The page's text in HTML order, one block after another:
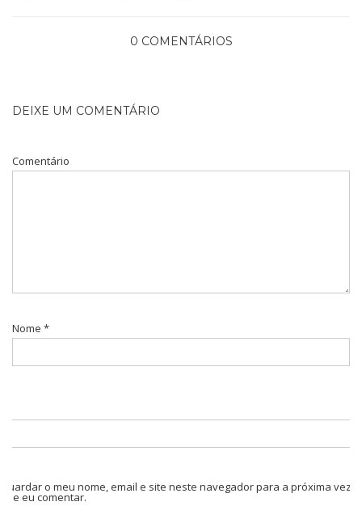
0 COMENTÁRIOS
DEIXE UM COMENTÁRIO
Comentário
Nome *
Guardar o meu nome, email e site neste navegador para a próxima vez
que eu comentar.